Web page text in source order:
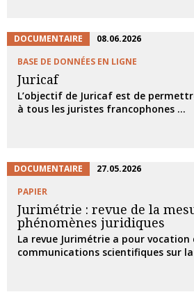
DOCUMENTAIRE
08.06.2026
BASE DE DONNÉES EN LIGNE
Juricaf
L’objectif de Juricaf est de
à tous les juristes francophones ...
DOCUMENTAIRE
27.05.2026
PAPIER
Jurimétrie : revue de la
phénomènes juridiques
La revue Jurimétrie a pour vocation
communications scientifiques sur